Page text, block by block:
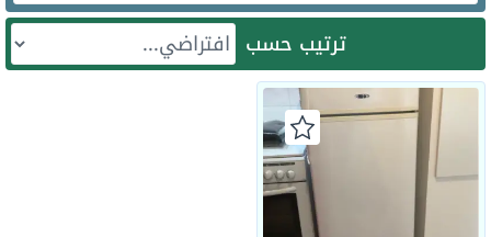
ترتيب حسب